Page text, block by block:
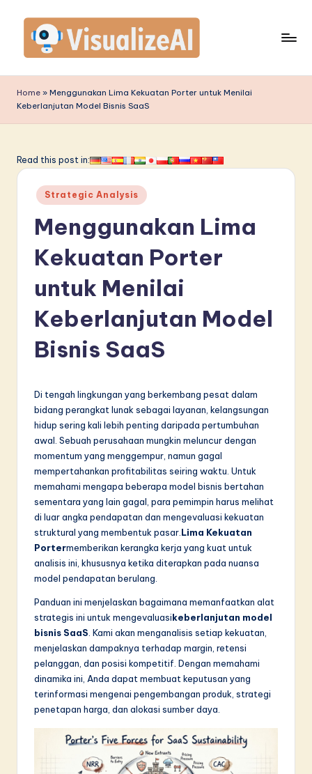
content
is
u
li
A
si
L
in
A
&
Home » Menggunakan Lima Kekuatan Porter untuk Menilai
Keberlanjutan Model Bisnis SaaS
Read this post in:
Posted
in
Strategic Analysis
Menggunakan Lima
Kekuatan Porter
untuk Menilai
Keberlanjutan Model
Bisnis SaaS
Di tengah lingkungan yang berkembang pesat dalam
bidang perangkat lunak sebagai layanan, kelangsungan
hidup sering kali lebih penting daripada pertumbuhan
awal. Sebuah perusahaan mungkin meluncur dengan
momentum yang menggempur, namun gagal
mempertahankan profitabilitas seiring waktu. Untuk
memahami mengapa beberapa model bisnis bertahan
sementara yang lain gagal, para pemimpin harus melihat
di luar angka pendapatan dan mengevaluasi kekuatan
struktural yang membentuk pasar. Lima Kekuatan
Portermemberikan kerangka kerja yang kuat untuk
analisis ini, khususnya ketika diterapkan pada nuansa
model pendapatan berulang.
Panduan ini menjelaskan bagaimana memanfaatkan alat
strategis ini untuk mengevaluasikeberlanjutan model
bisnis SaaS . Kami akan menganalisis setiap kekuatan,
menjelaskan dampaknya terhadap margin, retensi
pelanggan, dan posisi kompetitif. Dengan memahami
dinamika ini, Anda dapat membuat keputusan yang
terinformasi mengenai pengembangan produk, strategi
penetapan harga, dan alokasi sumber daya.